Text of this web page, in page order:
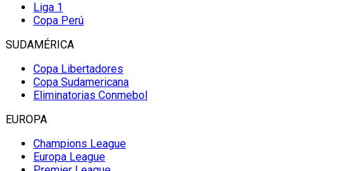
Liga 1
Copa Perú
SUDAMÉRICA
Copa Libertadores
Copa Sudamericana
Eliminatorias Conmebol
EUROPA
Champions League
Europa League